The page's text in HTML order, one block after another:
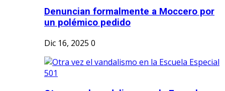
Denuncian formalmente a Moccero por
un polémico pedido
Dic 16, 2025 0